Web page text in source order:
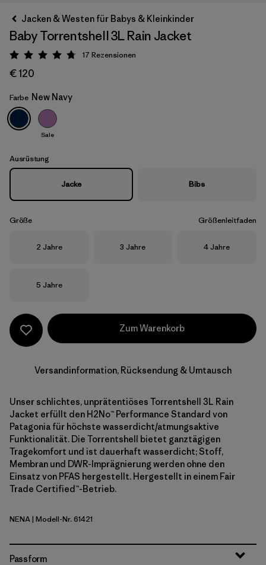
New Navy
Jacken & Westen für Babys & Kleinkinder
Baby Torrentshell 3L Rain Jacket
Bewertung: 4.8 / 5
17 Rezensionen
€ 120
Farbe New Navy
Sale
Ausrüstung
Jacke Bibs
Größe Größenleitfaden
Größe
2 Jahre Größe
3 Jahre Größe
4 Jahre
Größe
5 Jahre
Zum Warenkorb
Versandinformation, Rücksendung & Umtausch
Unser schlichtes, unprätentiöses Torrentshell 3L Rain
Jacket erfüllt den H2No™ Performance Standard von
Patagonia für höchste wasserdicht/atmungsaktive
Funktionalität. Die Torrentshell bietet ganztägigen
Tragekomfort und ist dauerhaft wasserdicht; Stoff,
Membran und DWR-Imprägnierung werden ohne den
Einsatz von PFAS hergestellt. Hergestellt in einem Fair
Trade Certified™-Betrieb.
New Navy
NENA| Modell-Nr. 61421
Passform